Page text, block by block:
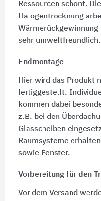
Ressourcen schont.
Halogentrocknung
sehr umweltfreundlich.
Endmontage
Hier wird das Produkt
fertiggestellt.
kommen dabei
z.B. bei den
Glasscheiben
Raumsysteme
sowie Fenster.
Vorbereitung für den
Vor dem Versand